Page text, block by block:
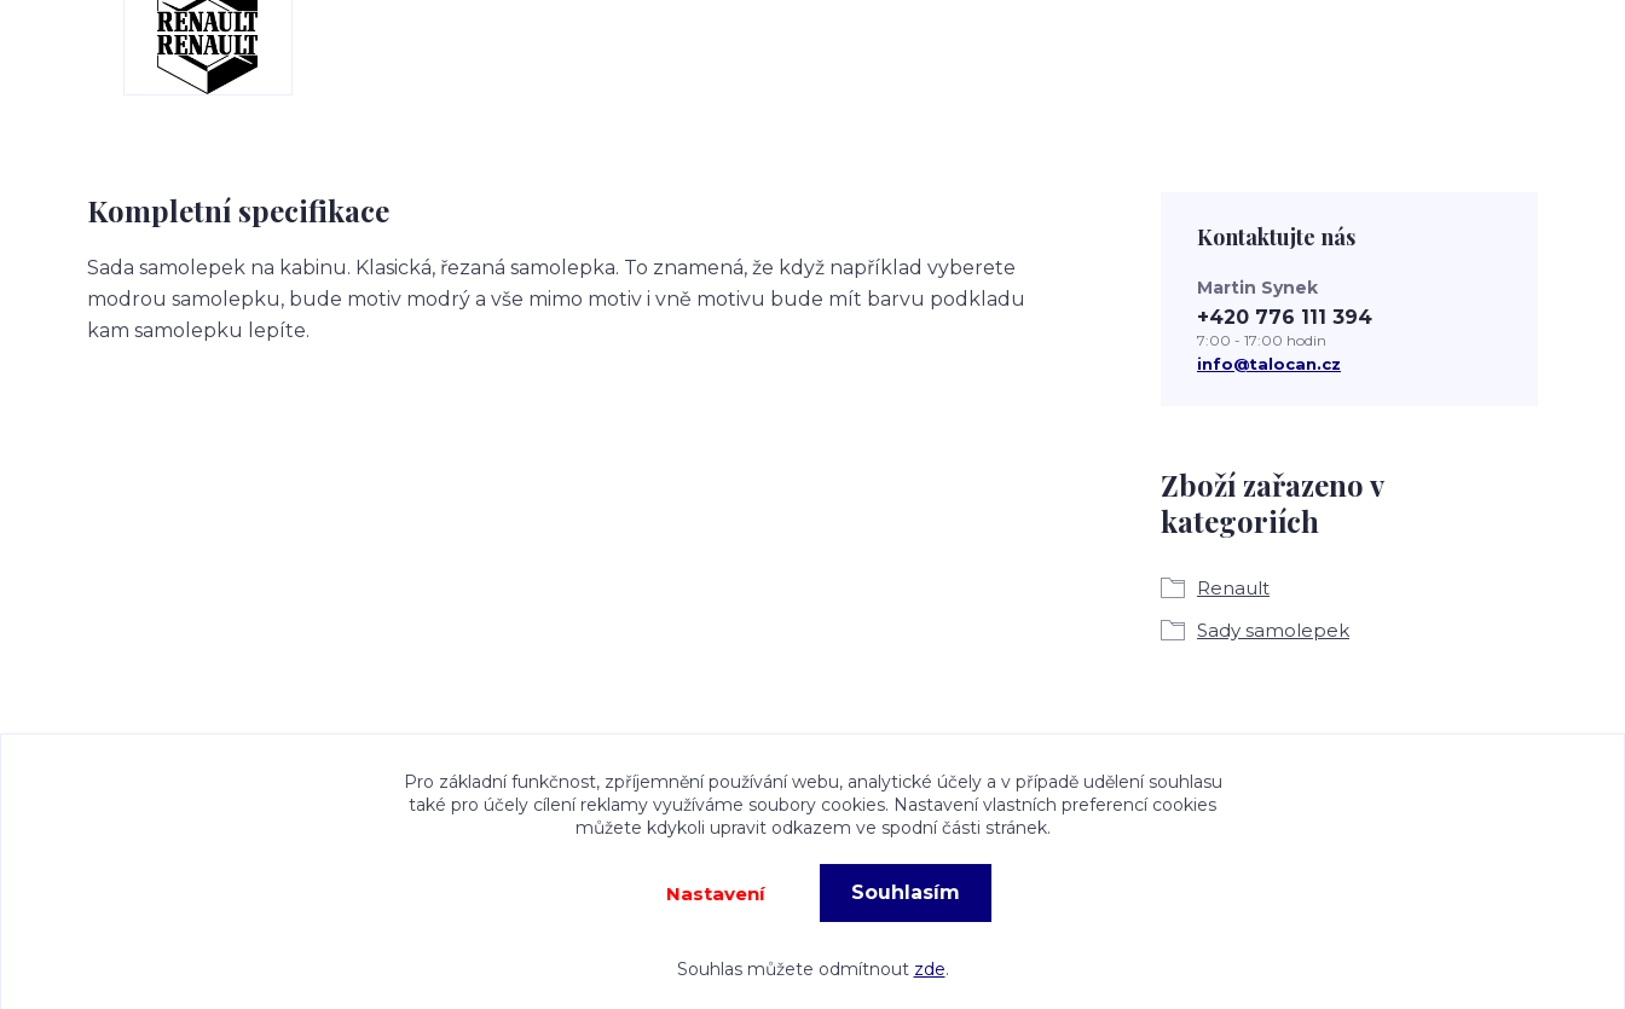
Kompletní specifikace
Sada samolepek na kabinu. Klasická, řezaná samolepka. To znamená, že když například vyberete
modrou samolepku, bude motiv modrý a vše mimo motiv i vně motivu bude mít barvu podkladu
kam samolepku lepíte.
Zboží zařazeno v
kategoriích
Renault
Sady samolepek
Kontaktujte nás
Martin Synek
+420 776 111 394
7:00 - 17:00 hodin
info@talocan.cz
Veškeré fotografie, grafické návrhy, vizualizace a textový obsah zveřejněný na stránkách Talocan.cz a CeskeSamolepky.cz jsou chráněny autorským
právem. Jejich použití bez předchozího písemného souhlasu provozovatele je zakázáno.
Pro základní funkčnost, zpříjemnění používání webu, analytické účely a v případě udělení souhlasu
také pro účely cílení reklamy využíváme soubory cookies. Nastavení vlastních preferencí cookies
můžete kdykoli upravit odkazem ve spodní části stránek.
Nastavení Souhlasím
Souhlas můžete odmítnout zde.